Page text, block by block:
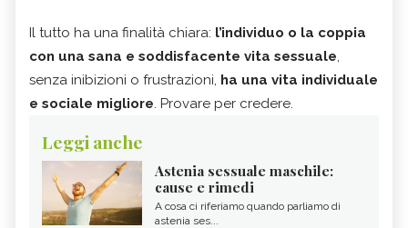
Il tutto ha una finalità chiara: l’individuo o la coppia
con una sana e soddisfacente vita sessuale,
senza inibizioni o frustrazioni, ha una vita individuale
e sociale migliore. Provare per credere.
Leggi anche
Astenia sessuale maschile:
cause e rimedi
A cosa ci riferiamo quando parliamo di
astenia ses...